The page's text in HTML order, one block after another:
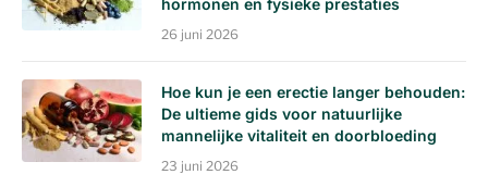
26 juni 2026
Hoe kun je een erectie langer behouden:
De ultieme gids voor natuurlijke
mannelijke vitaliteit en doorbloeding
23 juni 2026